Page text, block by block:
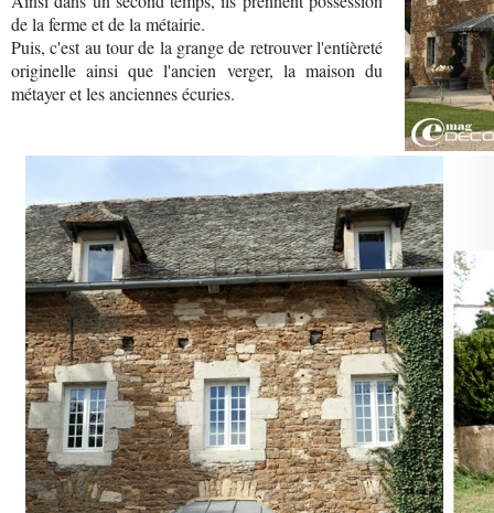
de la ferme et de la métairie.
Puis, c'est au tour de la grange de retrouver l'entièreté
originelle ainsi que l'ancien verger, la maison du
métayer et les anciennes écuries.